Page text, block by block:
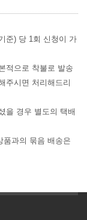
준) 당 1회 신청이 가
적으로 착불로 발송
주시면 처리해드리
을 경우 별도의 택배
품과의 묶음 배송은